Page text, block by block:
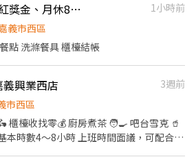
3.將菜單遞交顧客，答覆有關餐點問
並通知廚房和吧檯做餐送餐。 5.上菜並
照主管分配完成交辦事項，並願遵守公
兼職人員（享每月分紅獎金、月休8天、免費供餐、勞健保、勞退，職災保險）
1小時前
義市西區
點 洗滌餐具 櫃檯結帳
興業西店
3週前
市西區
櫃檯收找零💰 廚房煮茶 🧑‍🍳 吧台雪克 🥤
本時數4～8小時 上班時間面議，可配合課